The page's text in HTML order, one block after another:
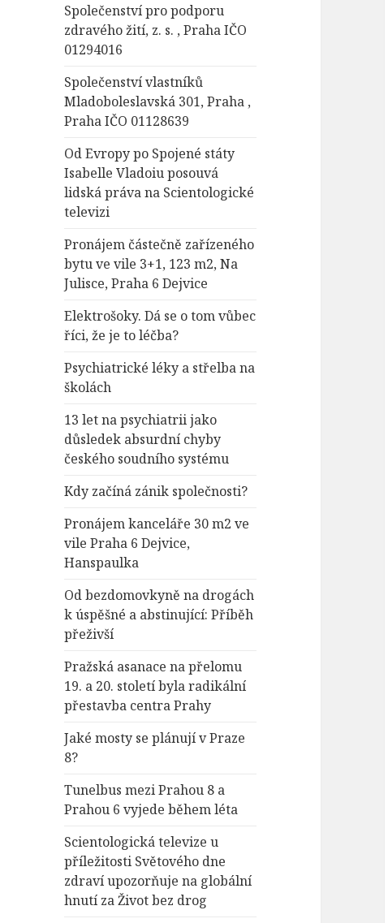
Společenství pro podporu
zdravého žití, z. s. , Praha IČO
01294016
Společenství vlastníků
Mladoboleslavská 301, Praha ,
Praha IČO 01128639
Od Evropy po Spojené státy
Isabelle Vladoiu posouvá
lidská práva na Scientologické
televizi
Pronájem částečně zařízeného
bytu ve vile 3+1, 123 m2, Na
Julisce, Praha 6 Dejvice
Elektrošoky. Dá se o tom vůbec
říci, že je to léčba?
Psychiatrické léky a střelba na
školách
13 let na psychiatrii jako
důsledek absurdní chyby
českého soudního systému
Kdy začíná zánik společnosti?
Pronájem kanceláře 30 m2 ve
vile Praha 6 Dejvice,
Hanspaulka
Od bezdomovkyně na drogách
k úspěšné a abstinující: Příběh
přeživší
Pražská asanace na přelomu
19. a 20. století byla radikální
přestavba centra Prahy
Jaké mosty se plánují v Praze
8?
Tunelbus mezi Prahou 8 a
Prahou 6 vyjede během léta
Scientologická televize u
příležitosti Světového dne
zdraví upozorňuje na globální
hnutí za Život bez drog